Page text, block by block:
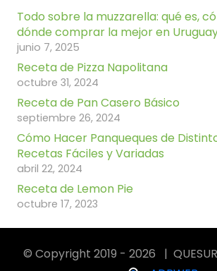
Todo sobre la muzzarella: qué es,
dónde comprar la mejor en
junio 7, 2025
Receta de Pizza Napolitana
octubre 31, 2024
Receta de Pan Casero Básico
septiembre 26, 2024
Cómo Hacer Panqueques de
Recetas Fáciles y Variadas
abril 22, 2024
Receta de Lemon Pie
octubre 17, 2023
© Copyright 2019 - 2026 |